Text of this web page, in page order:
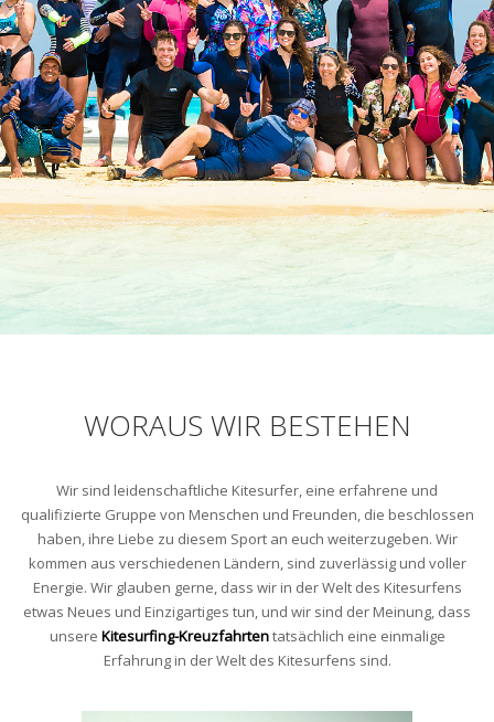
WORAUS WIR BESTEHEN
Wir sind leidenschaftliche Kitesurfer, eine erfahrene und
qualifizierte Gruppe von Menschen und Freunden, die beschlossen
haben, ihre Liebe zu diesem Sport an euch weiterzugeben. Wir
kommen aus verschiedenen Ländern, sind zuverlässig und voller
Energie. Wir glauben gerne, dass wir in der Welt des Kitesurfens
etwas Neues und Einzigartiges tun, und wir sind der Meinung, dass
unsere Kitesurfing-Kreuzfahrtentatsächlich eine einmalige
Erfahrung in der Welt des Kitesurfens sind.